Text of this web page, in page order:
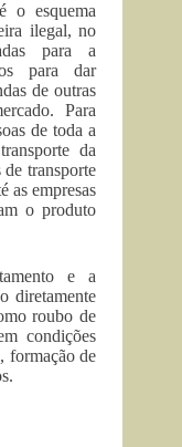
o esquema
ilegal, no
para a
para dar
de outras
Para
de toda a
da
transporte
as empresas
o produto
e a
diretamente
roubo de
condições
formação de